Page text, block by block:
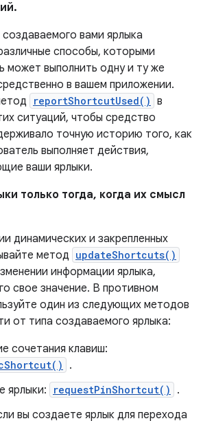
вами ярлыка
способы, которыми
может выполнить одну и ту же
в вашем приложении.
reportShortcutUsed() в
ситуаций, чтобы средство
точную историю того, как
выполняет действия,
ваши ярлыки.
только тогда, когда их смысл
динамических и закрепленных
метод updateShortcuts()
информации ярлыка,
свое значение. В противном
один из следующих методов
от типа создаваемого ярлыка:
сочетания клавиш:
.
ярлыки:
requestPinShortcut()
.
вы создаете ярлык для перехода